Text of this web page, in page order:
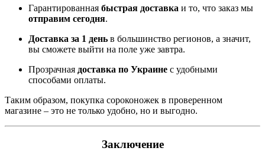
Гарантированная быстрая доставка и то, что заказ мы
отправим сегодня.
Доставка за 1 день в большинство регионов, а значит,
вы сможете выйти на поле уже завтра.
Прозрачная доставка по Украине с удобными
способами оплаты.
Таким образом, покупка сороконожек в проверенном
магазине – это не только удобно, но и выгодно.
Заключение